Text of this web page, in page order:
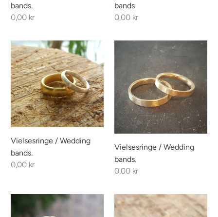
bands.
Regular
0,00 kr
bands
Regular
0,00 kr
Vielsesringe
/
Wedding
bands.
Vielsesringe / Wedding
bands.
Regular
0,00 kr
Vielsesringe
Wedding
bands.
Vielsesringe / Wedding
bands.
Regular
0,00 kr
Wedding
Bands.